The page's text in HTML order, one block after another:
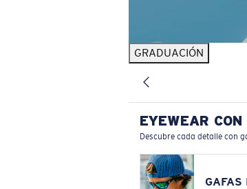
GRADUACIÓN
EYEWEAR
Descubre cada detalle con
GAFAS